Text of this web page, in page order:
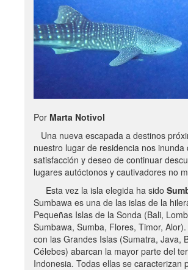
Por Marta Notivol
Una nueva escapada a destinos
nuestro lugar de residencia nos inunda
satisfacción y deseo de continuar
lugares autóctonos y cautivadores no
Esta vez la isla elegida ha sido
Sumbawa es una de las islas de la
Pequeñas Islas de la Sonda (Bali,
Sumbawa, Sumba, Flores, Timor,
con las Grandes Islas (Sumatra, Java,
Célebes) abarcan la mayor parte del
Indonesia. Todas ellas se caracterizan